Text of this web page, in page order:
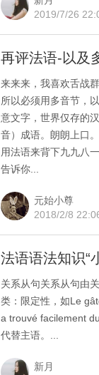
2019/7/26
再评法语-以及
来来来，我喜欢舌战
所以必须用多音节，
意文字，世界仅存的
音）成语。朗朗上口
用法语来背下九九八
告诉你...
元始小尊
2018/2/8
法语语法知识“
关系从句关系从句由
类：限定性，如Le
a trouvé facilement
代替主语。...
新月